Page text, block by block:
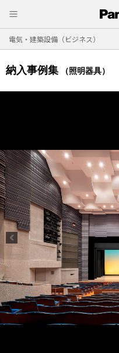
電気・建築設備（ビジネス）
納入事例集 （照明器具）